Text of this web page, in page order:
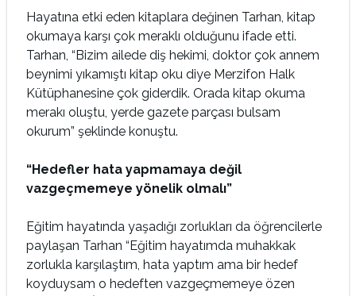
Hayatına etki eden kitaplara değinen Tarhan, kitap
okumaya karşı çok meraklı olduğunu ifade etti.
Tarhan, “Bizim ailede diş hekimi, doktor çok annem
beynimi yıkamıştı kitap oku diye Merzifon Halk
Kütüphanesine çok giderdik. Orada kitap okuma
merakı oluştu, yerde gazete parçası bulsam
okurum” şeklinde konuştu.
“Hedefler hata yapmamaya değil
vazgeçmemeye yönelik olmalı”
Eğitim hayatında yaşadığı zorlukları da öğrencilerle
paylaşan Tarhan “Eğitim hayatımda muhakkak
zorlukla karşılaştım, hata yaptım ama bir hedef
koyduysam o hedeften vazgeçmemeye özen